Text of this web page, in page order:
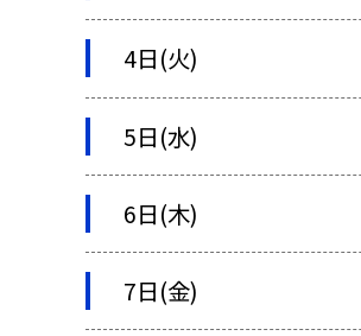
4日(火)
5日(水)
6日(木)
7日(金)